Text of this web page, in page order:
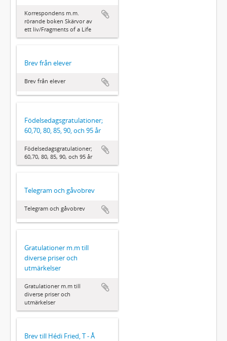
Korrespondens m.m.
rörande boken Skärvor av
ett liv/Fragments of a Life
Brev från elever
Brev från elever
Födelsedagsgratulationer;
60,70, 80, 85, 90, och 95 år
Födelsedagsgratulationer;
60,70, 80, 85, 90, och 95 år
Telegram och gåvobrev
Telegram och gåvobrev
Gratulationer m.m till
diverse priser och
utmärkelser
Gratulationer m.m till
diverse priser och
utmärkelser
Brev till Hédi Fried, T - Å